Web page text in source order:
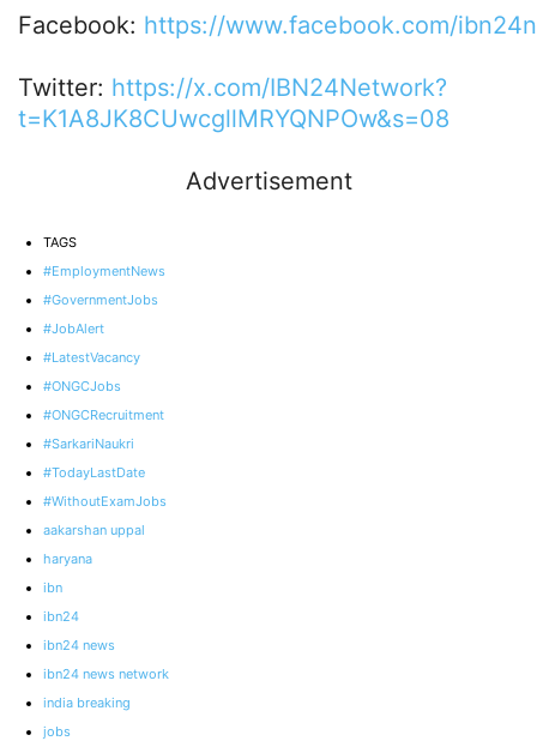
Facebook: https://www.facebook.com/
Twitter: https://x.com/IBN24Network?
t=K1A8JK8CUwcgllMRYQNPOw&s=08
Advertisement
TAGS
#EmploymentNews
#GovernmentJobs
#JobAlert
#LatestVacancy
#ONGCJobs
#ONGCRecruitment
#SarkariNaukri
#TodayLastDate
#WithoutExamJobs
aakarshan uppal
haryana
ibn
ibn24
ibn24 news
ibn24 news network
india breaking
jobs